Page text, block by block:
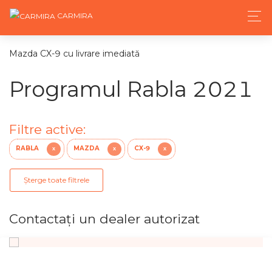
CARMIRA
Mazda CX-9 cu livrare imediată
Programul Rabla 2021
Filtre active:
RABLA X MAZDA X CX-9 X
Șterge toate filtrele
Contactaţi un dealer autorizat